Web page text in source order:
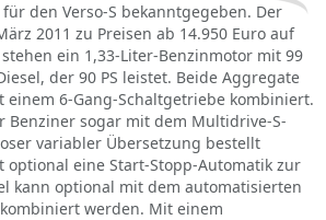
den Verso-S bekanntgegeben. Der
2011 zu Preisen ab 14.950 Euro auf
ein 1,33-Liter-Benzinmotor mit 99
der 90 PS leistet. Beide Aggregate
6-Gang-Schaltgetriebe kombiniert.
Benziner sogar mit dem Multidrive-S-
variabler Übersetzung bestellt
optional eine Start-Stopp-Automatik zur
kann optional mit dem automatisierten
werden. Mit einem